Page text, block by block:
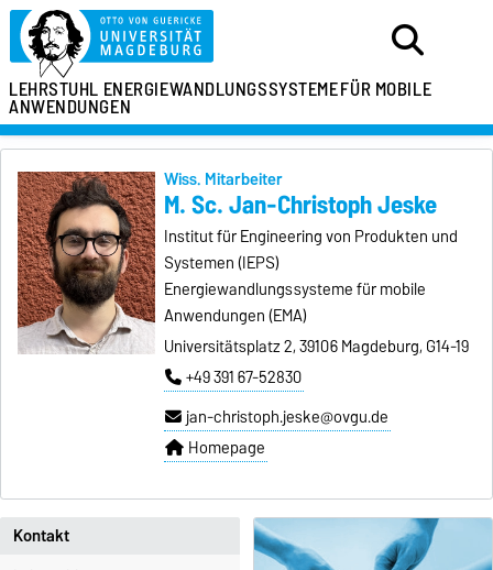
LEHRSTUHL ENERGIEWANDLUNGSSYSTEMEFÜR MOBILE
ANWENDUNGEN
Wiss. Mitarbeiter
M. Sc. Jan-Christoph Jeske
Institut für Engineering von Produkten und
Systemen (IEPS)
Energiewandlungssysteme für mobile
Anwendungen (EMA)
Universitätsplatz 2, 39106 Magdeburg, G14-19
+49 391 67-52830
jan-christoph.jeske@ovgu.de
Homepage
Kontakt